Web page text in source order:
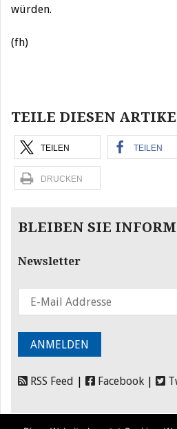
würden.
(fh)
TEILE DIESEN
TEILEN TEILEN
DRUCKEN
BLEIBEN SIE
Newsletter
RSS Feed Facebook